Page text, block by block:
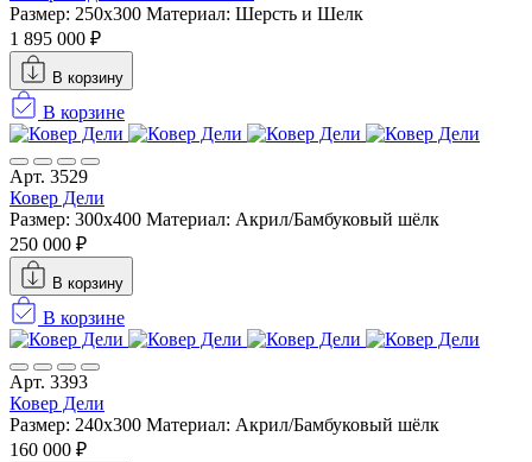
Размер: 250x300 Материал: Шерсть и Шелк
1 895 000 ₽
В корзину
В корзине
Арт. 3529
Ковер Дели
Размер: 300х400 Материал: Акрил/Бамбуковый шёлк
250 000 ₽
В корзину
В корзине
Арт. 3393
Ковер Дели
Размер: 240х300 Материал: Акрил/Бамбуковый шёлк
160 000 ₽